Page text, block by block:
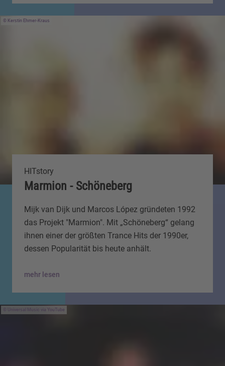
Kerstin Ehmer-Kraus
HITstory
Marmion - Schöneberg
Mijk van Dijk und Marcos López gründeten 1992
das Projekt "Marmion". Mit „Schöneberg“ gelang
ihnen einer der größten Trance Hits der 1990er,
dessen Popularität bis heute anhält.
mehr lesen
Universal Music via YouTube